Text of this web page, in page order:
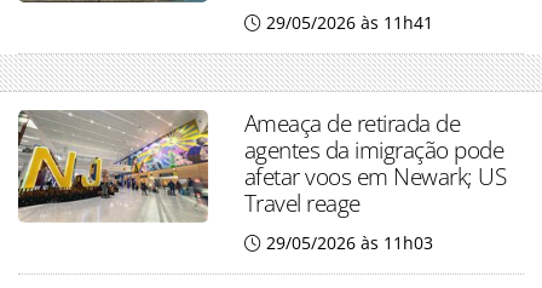
29/05/2026 às 11h41
Ameaça de retirada de
agentes da imigração pode
afetar voos em Newark; US
Travel reage
29/05/2026 às 11h03